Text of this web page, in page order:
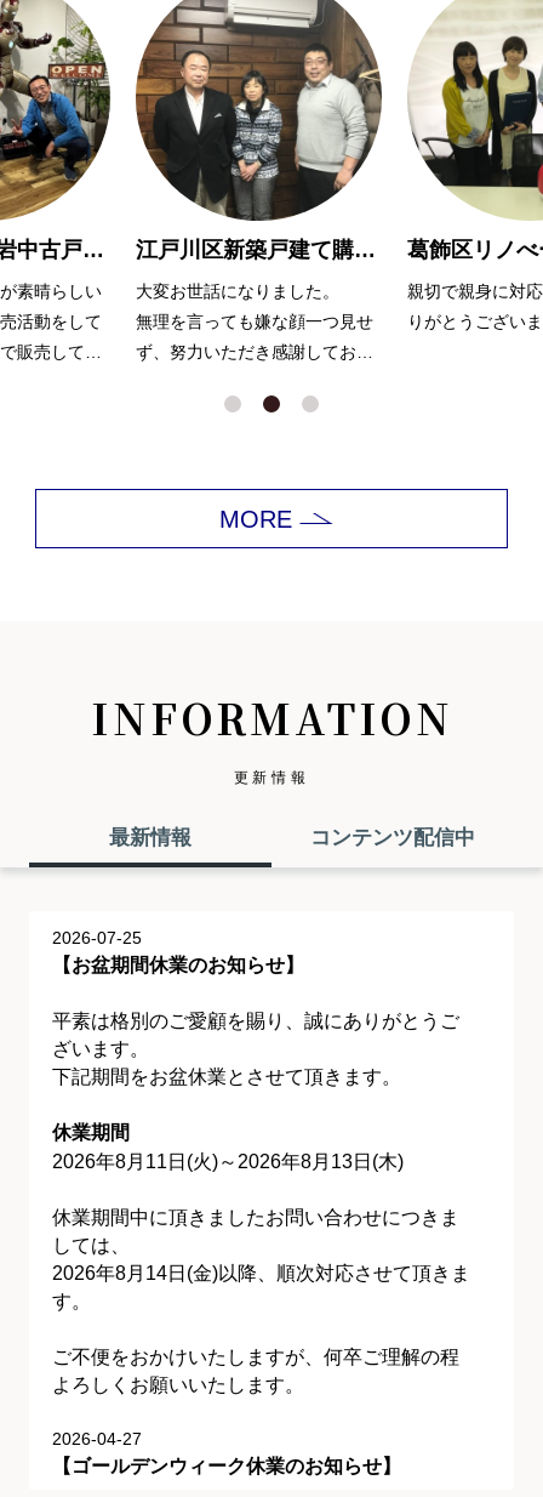
江戸川区新築戸建て購入 M様
した。
顔一つ見せ
謝しており
葛飾区リノべーションマンション購入 O様
親切で親身に対応して頂き、あ
りがとうございました！
担当営業の飯田
提案と積極的な
MORE
INFORMATION
更新情報
最新情報 コンテンツ配信中
2026-07-25
【お盆期間休業のお知らせ】
平素は格別のご愛顧を賜り、誠にありがとうご
ざいます。
下記期間をお盆休業とさせて頂きます。
休業期間
2026年8月11日(火)～2026年8月13日(木)
休業期間中に頂きましたお問い合わせにつきま
しては、
2026年8月14日(金)以降、順次対応させて頂きま
す。
ご不便をおかけいたしますが、何卒ご理解の程
よろしくお願いいたします。
2026-04-27
【ゴールデンウィーク休業のお知らせ】